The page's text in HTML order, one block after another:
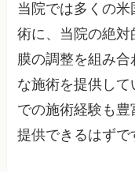
当院では多くの
術に、当院の絶
膜の調整を組み
な施術を提供し
での施術経験も
提供できるはずで